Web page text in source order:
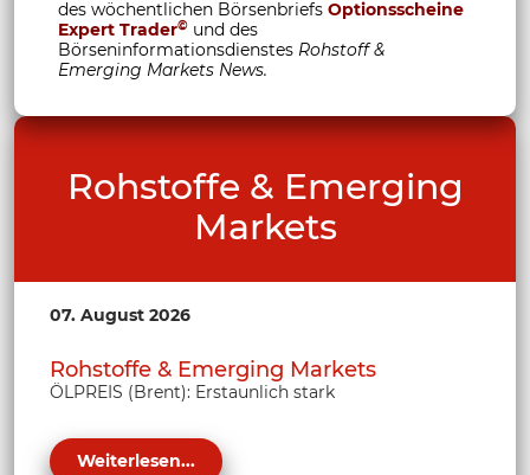
des wöchentlichen Börsenbriefs Optionsscheine
Expert Trader© und des
Börseninformationsdienstes Rohstoff &
Emerging Markets News.
Rohstoffe & Emerging
Markets
07. August 2026
Rohstoffe & Emerging Markets
ÖLPREIS (Brent): Erstaunlich stark
Weiterlesen...